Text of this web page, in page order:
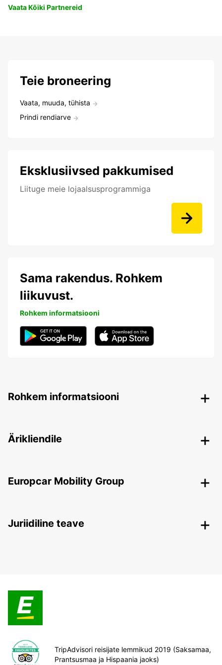
Vaata Kõiki Partnereid
Teie broneering
Vaata, muuda, tühista
Prindi rendiarve
Eksklusiivsed pakkumised
Liituge meie lojaalsusprogrammiga
Sama rakendus. Rohkem
liikuvust.
Rohkem informatsiooni
Rohkem informatsiooni
Ärikliendile
Europcar Mobility Group
Juriidiline teave
TripAdvisori reisijate lemmikud 2019 (Saksamaa,
Prantsusmaa ja Hispaania jaoks)